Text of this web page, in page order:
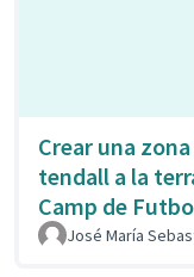
Crear una
tendall a la
Camp de
José María